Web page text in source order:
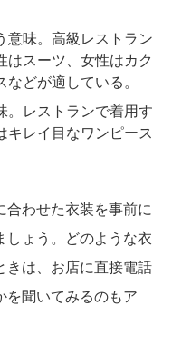
味。高級レストラン
はスーツ、女性はカク
どが適している。
レストランで着用す
キレイ目なワンピース
合わせた衣装を事前に
しょう。どのような衣
きは、お店に直接電話
を聞いてみるのもア